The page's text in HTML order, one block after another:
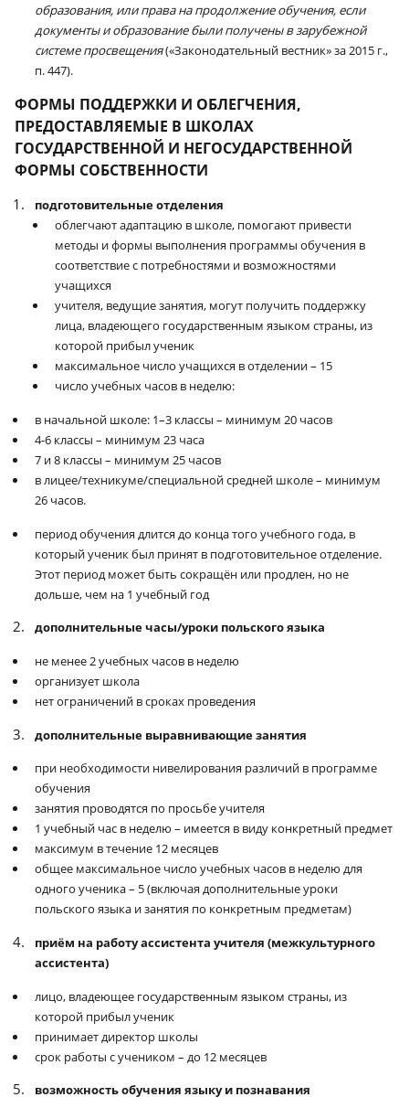
образования, или права на продолжение обучения, если
документы и образование были получены в зарубежной
системе просвещения(«Законодательный вестник» за 2015 г.,
п. 447).
ФОРМЫ ПОДДЕРЖКИ И ОБЛЕГЧЕНИЯ,
ПРЕДОСТАВЛЯЕМЫЕ В ШКОЛАХ
ГОСУДАРСТВЕННОЙ И НЕГОСУДАРСТВЕННОЙ
ФОРМЫ СОБСТВЕННОСТИ
подготовительные отделения
облегчают адаптацию в школе, помогают привести
методы и формы выполнения программы обучения в
соответствие с потребностями и возможностями
учащихся
учителя, ведущие занятия, могут получить поддержку
лица, владеющего государственным языком страны, из
которой прибыл ученик
максимальное число учащихся в отделении – 15
число учебных часов в неделю:
в начальной школе: 1–3 классы – минимум 20 часов
4-6 классы – минимум 23 часа
7 и 8 классы – минимум 25 часов
в лицее/техникуме/специальной средней школе – минимум
26 часов.
период обучения длится до конца того учебного года, в
который ученик был принят в подготовительное отделение.
Этот период может быть сокращён или продлен, но не
дольше, чем на 1 учебный год
дополнительные часы/уроки польского языка
не менее 2 учебных часов в неделю
организует школа
нет ограничений в сроках проведения
дополнительные выравнивающие занятия
при необходимости нивелирования различий в программе
обучения
занятия проводятся по просьбе учителя
1 учебный час в неделю – имеется в виду конкретный предмет
максимум в течение 12 месяцев
общее максимальное число учебных часов в неделю для
одного ученика – 5 (включая дополнительные уроки
польского языка и занятия по конкретным предметам)
приём на работу ассистента учителя (межкультурного
ассистента)
лицо, владеющее государственным языком страны, из
которой прибыл ученик
принимает директор школы
срок работы с учеником – до 12 месяцев
возможность обучения языку и познавания